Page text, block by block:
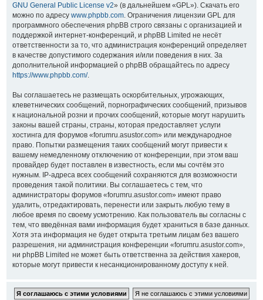
GNU General Public License v2» (в дальнейшем «GPL»). Скачать его
можно по адресу www.phpbb.com. Ограничения лицензии GPL для
программного обеспечения phpBB строго связаны с организацией и
поддержкой интернет-конференций, и phpBB Limited не несёт
ответственности за то, что администрация конференций определяет
в качестве допустимого содержания и/или поведения в них. За
дополнительной информацией о phpBB обращайтесь по адресу
https://www.phpbb.com/.
Вы соглашаетесь не размещать оскорбительных, угрожающих,
клеветнических сообщений, порнографических сообщений, призывов
к национальной розни и прочих сообщений, которые могут нарушить
законы вашей страны, страны, которая предоставляет услуги
хостинга для форумов «forumru.asustor.com» или международное
право. Попытки размещения таких сообщений могут привести к
вашему немедленному отключению от конференции, при этом ваш
провайдер будет поставлен в известность, если мы сочтём это
нужным. IP-адреса всех сообщений сохраняются для возможности
проведения такой политики. Вы соглашаетесь с тем, что
администраторы форумов «forumru.asustor.com» имеют право
удалить, отредактировать, перенести или закрыть любую тему в
любое время по своему усмотрению. Как пользователь вы согласны с
тем, что введённая вами информация будет храниться в базе данных.
Хотя эта информация не будет открыта третьим лицам без вашего
разрешения, ни администрация конференции «forumru.asustor.com»,
ни phpBB Limited не может быть ответственна за действия хакеров,
которые могут привести к несанкционированному доступу к ней.